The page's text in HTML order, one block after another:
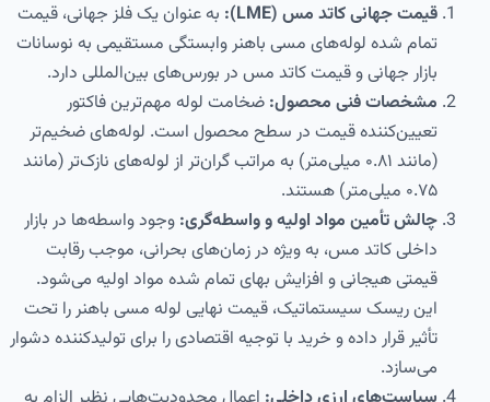
قیمت جهانی کاتد مس (LME):
به عنوان یک فلز جهانی، قیمت
تمام شده لوله‌های مسی باهنر وابستگی مستقیمی به نوسانات
بازار جهانی و قیمت کاتد مس در بورس‌های بین‌المللی دارد.
مشخصات فنی محصول: ضخامت لوله مهم‌ترین فاکتور
تعیین‌کننده قیمت در سطح محصول است. لوله‌های ضخیم‌تر
(مانند ۰.۸۱ میلی‌متر) به مراتب گران‌تر از لوله‌های نازک‌تر (مانند
۰.۷۵ میلی‌متر) هستند.
چالش تأمین مواد اولیه و واسطه‌گری: وجود واسطه‌ها در بازار
داخلی کاتد مس، به ویژه در زمان‌های بحرانی، موجب رقابت
قیمتی هیجانی و افزایش بهای تمام شده مواد اولیه می‌شود.
این ریسک سیستماتیک، قیمت نهایی لوله مسی باهنر را تحت
تأثیر قرار داده و خرید با توجیه اقتصادی را برای تولیدکننده دشوار
می‌سازد.